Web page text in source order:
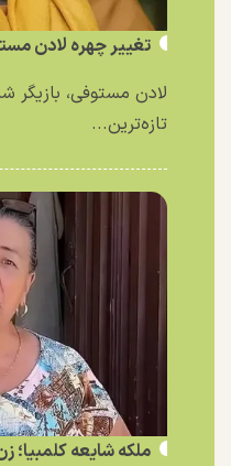
تغییر چهره لادن
لادن مستوفی، بازیگر
تازه‌ترین...